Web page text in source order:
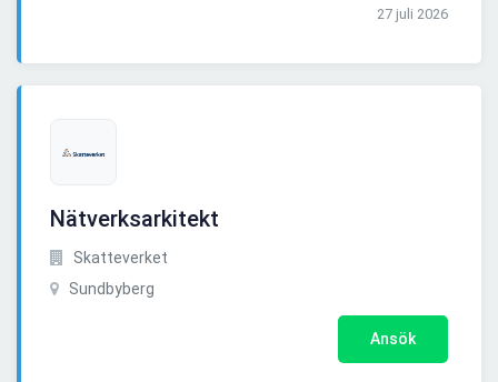
27 juli 2026
Nätverksarkitekt
Skatteverket
Sundbyberg
Ansök